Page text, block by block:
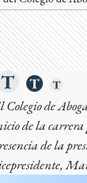
Colegio de
de la carrera
de la